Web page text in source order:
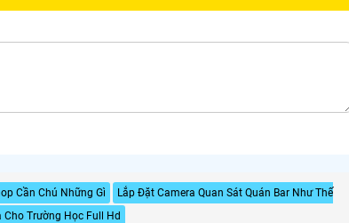
Cần Chú Những Gì
Lắp Đặt Camera Quan Sát Quán Bar Như Thế
Cho Trường Học Full Hd